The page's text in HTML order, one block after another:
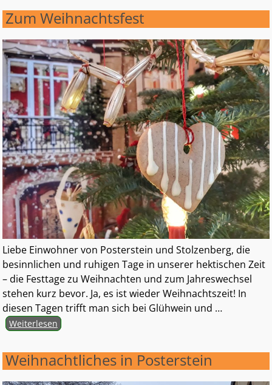
Zum Weihnachtsfest
Liebe Einwohner von Posterstein und Stolzenberg, die
besinnlichen und ruhigen Tage in unserer hektischen Zeit
– die Festtage zu Weihnachten und zum Jahreswechsel
stehen kurz bevor. Ja, es ist wieder Weihnachtszeit! In
diesen Tagen trifft man sich bei Glühwein und …
Weiterlesen
Weihnachtliches in Posterstein